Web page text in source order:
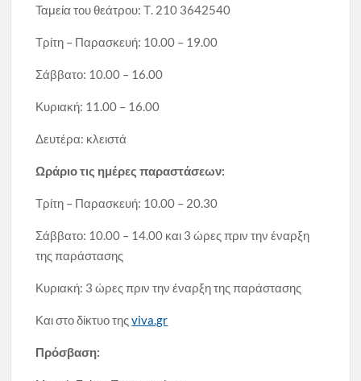
Ταμεία του θεάτρου: Τ. 210 3642540
Τρίτη – Παρασκευή: 10.00 – 19.00
Σάββατο: 10.00 – 16.00
Κυριακή: 11.00 – 16.00
Δευτέρα: κλειστά
Ωράριο τις ημέρες παραστάσεων:
Τρίτη – Παρασκευή: 10.00 – 20.30
Σάββατο: 10.00 – 14.00 και 3 ώρες πριν την έναρξη
της παράστασης
Κυριακή: 3 ώρες πριν την έναρξη της παράστασης
Και στο δίκτυο τηςviva.gr
Πρόσβαση: